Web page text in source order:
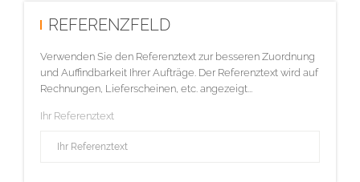
REFERENZFELD
Verwenden Sie den Referenztext zur besseren Zuordnung
und Auffindbarkeit Ihrer Aufträge. Der Referenztext wird auf
Rechnungen, Lieferscheinen, etc. angezeigt...
Ihr Referenztext